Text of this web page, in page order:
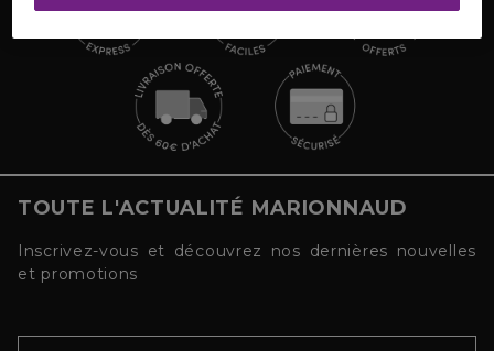
TOUTE L'ACTUALITÉ MARIONNAUD
Inscrivez-vous et découvrez nos dernières nouvelles
et promotions